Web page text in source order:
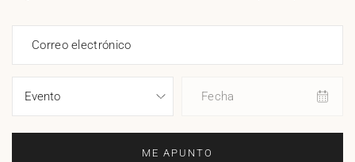
Correo electrónico
Fecha
ME APUNTO